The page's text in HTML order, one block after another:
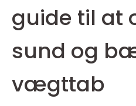
guide til at
sund og
vægttab